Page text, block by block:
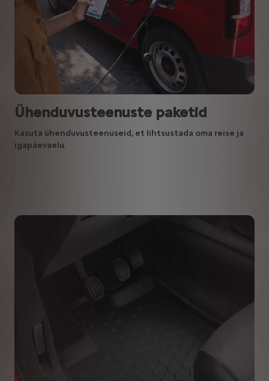
Ühenduvusteenuste paketid
Kasuta ühenduvusteenuseid, et lihtsustada oma reise ja
igapäevaelu.